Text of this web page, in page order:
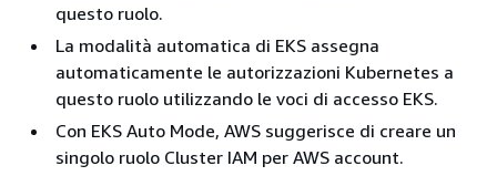
questo ruolo.
La modalità automatica di EKS assegna
automaticamente le autorizzazioni Kubernetes a
questo ruolo utilizzando le voci di accesso EKS.
Con EKS Auto Mode, AWS suggerisce di creare un
singolo ruolo Cluster IAM per AWS account.